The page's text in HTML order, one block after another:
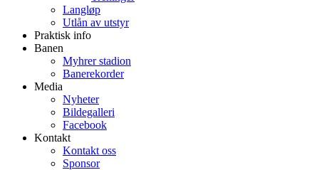
Langløp
Utlån av utstyr
Praktisk info
Banen
Myhrer stadion
Banerekorder
Media
Nyheter
Bildegalleri
Facebook
Kontakt
Kontakt oss
Sponsor